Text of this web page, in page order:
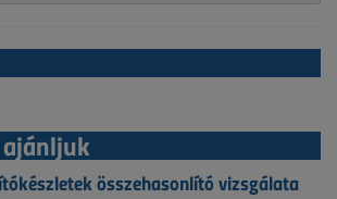
összehasonlító vizsgálata